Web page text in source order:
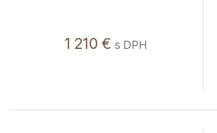
1 210 € s DPH